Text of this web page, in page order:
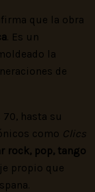
que la obra
. Es un
la
de
hasta su
como Clics
rock, pop, tango
propio que